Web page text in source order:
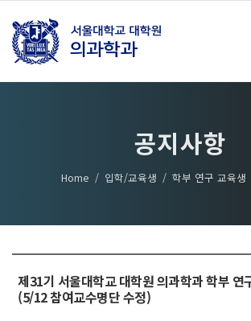
공지사항
Home 입학/교육생 학부 연구 교육생
제31기 서울대학교 대학원 의과학과 학부 연
(5/12 참여교수명단 수정)